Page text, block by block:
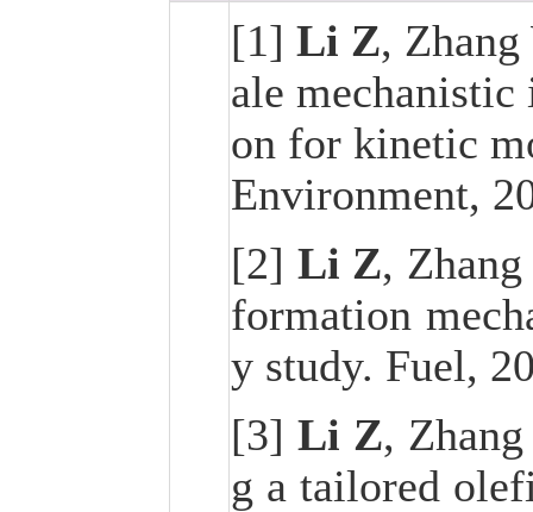
[1] Li Z,
ale
on for kinetic
Environment,
[2] Li Z,
formation
y study. Fuel,
[3]Li Z,
g a tailored